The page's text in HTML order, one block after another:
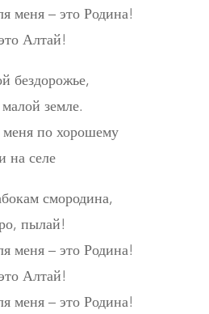
меня – это Родина!
Алтай!
бездорожье,
земле.
меня по хорошему
на селе
смородина,
пылай!
меня – это Родина!
Алтай!
меня – это Родина!